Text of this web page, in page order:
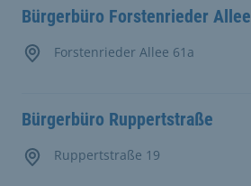
Bürgerbüro Forstenrieder Allee
Forstenrieder Allee 61a
Bürgerbüro Ruppertstraße
Ruppertstraße 19